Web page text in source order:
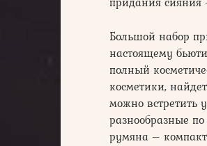
Большой набор
настоящему
полный
косметики,
можно встретить
разнообразные
румяна –